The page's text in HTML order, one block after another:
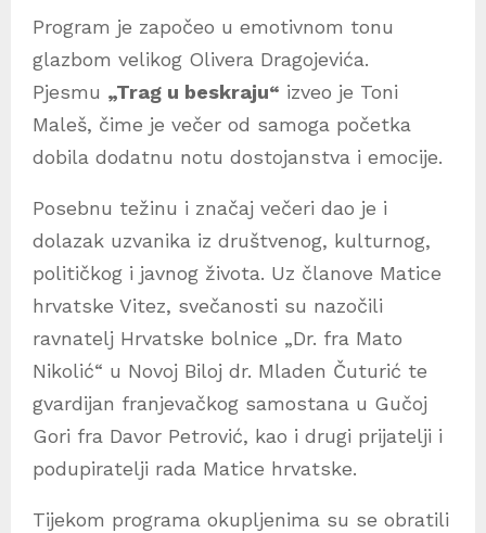
Program je započeo u emotivnom tonu
glazbom velikog Olivera Dragojevića.
Pjesmu „Trag u beskraju“ izveo je Toni
Maleš, čime je večer od samoga početka
dobila dodatnu notu dostojanstva i emocije.
Posebnu težinu i značaj večeri dao je i
dolazak uzvanika iz društvenog, kulturnog,
političkog i javnog života. Uz članove Matice
hrvatske Vitez, svečanosti su nazočili
ravnatelj Hrvatske bolnice „Dr. fra Mato
Nikolić“ u Novoj Biloj dr. Mladen Čuturić te
gvardijan franjevačkog samostana u Gučoj
Gori fra Davor Petrović, kao i drugi prijatelji i
podupiratelji rada Matice hrvatske.
Tijekom programa okupljenima su se obratili